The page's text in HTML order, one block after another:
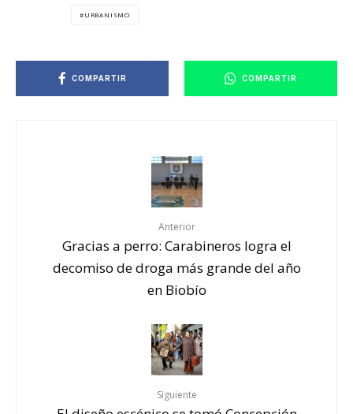
URBANISMO
COMPARTIR COMPARTIR
Anterior
Gracias a perro: Carabineros logra el
decomiso de droga más grande del año
en Biobío
Siguiente